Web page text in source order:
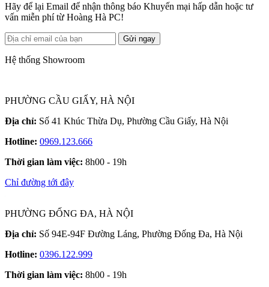
Hãy để lại Email để nhận thông báo Khuyến mại hấp dẫn hoặc tư
vấn miễn phí từ Hoàng Hà PC!
Gửi ngay
Hệ thống Showroom
PHƯỜNG CẦU GIẤY, HÀ NỘI
Địa chỉ: Số 41 Khúc Thừa Dụ, Phường Cầu Giấy, Hà Nội
Hotline: 0969.123.666
Thời gian làm việc: 8h00 - 19h
Chỉ đường tới đây
PHƯỜNG ĐỐNG ĐA, HÀ NỘI
Địa chỉ: Số 94E-94F Đường Láng, Phường Đống Đa, Hà Nội
Hotline: 0396.122.999
Thời gian làm việc: 8h00 - 19h